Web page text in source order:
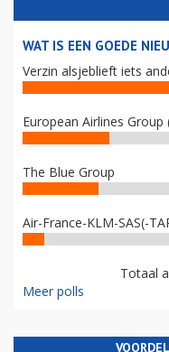
WAT IS EEN GOEDE
Verzin alsjeblieft iets
European Airlines Group
The Blue Group
Air-France-KLM-SAS(-
Totaal
Meer polls